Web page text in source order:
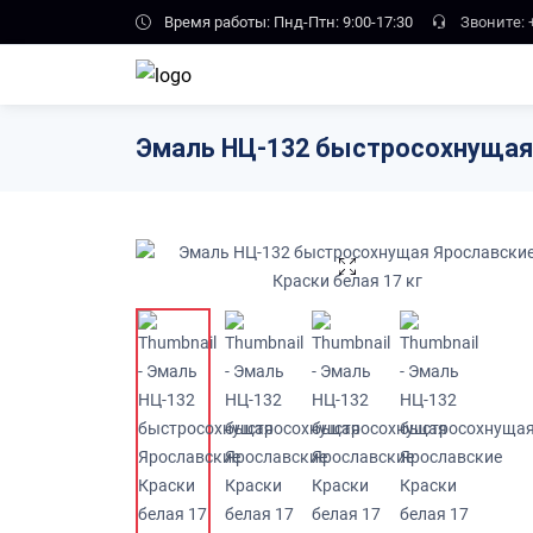
Skip to main content Время работы: Пнд-Птн: 9:00-17:30 Звоните:
Эмаль НЦ-132 быстросохнущая